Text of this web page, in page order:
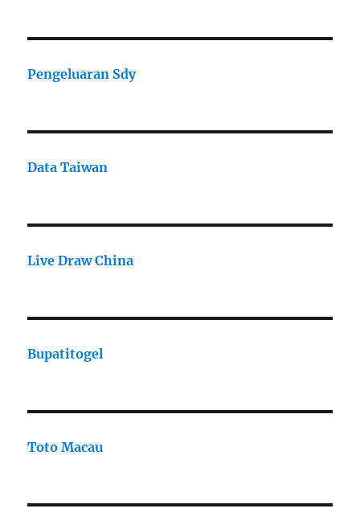
Pengeluaran Sdy
Data Taiwan
Live Draw China
Bupatitogel
Toto Macau